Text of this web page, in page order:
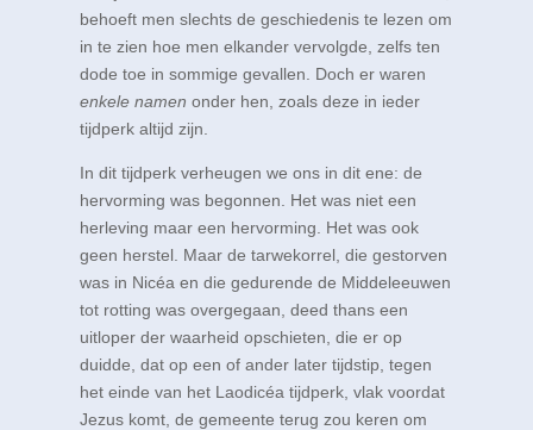
behoeft men slechts de geschiedenis te lezen om
in te zien hoe men elkander vervolgde, zelfs ten
dode toe in sommige gevallen. Doch er waren
enkele namen onder hen, zoals deze in ieder
tijdperk altijd zijn.
In dit tijdperk verheugen we ons in dit ene: de
hervorming was begonnen. Het was niet een
herleving maar een hervorming. Het was ook
geen herstel. Maar de tarwekorrel, die gestorven
was in Nicéa en die gedurende de Middeleeuwen
tot rotting was overgegaan, deed thans een
uitloper der waarheid opschieten, die er op
duidde, dat op een of ander later tijdstip, tegen
het einde van het Laodicéa tijdperk, vlak voordat
Jezus komt, de gemeente terug zou keren om